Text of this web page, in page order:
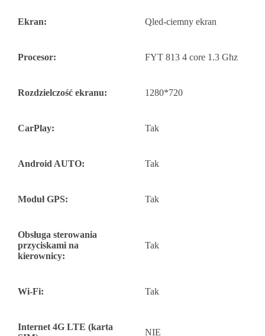
Ekran: Qled-ciemny ekran
Procesor: FYT 813 4 core 1.3 Ghz
Rozdzielczość ekranu: 1280*720
CarPlay: Tak
Android AUTO: Tak
Moduł GPS: Tak
Obsługa sterowania
przyciskami na
kierownicy:
Tak
Wi-Fi: Tak
Internet 4G LTE (karta
NIE